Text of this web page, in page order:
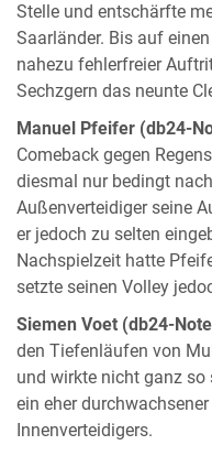
Stelle und entschärfte
Saarländer. Bis auf
nahezu fehlerfreier
Sechzgern das neunte
Manuel Pfeifer (db24-
Comeback gegen
diesmal nur bedingt
Außenverteidiger seine
er jedoch zu selten
Nachspielzeit hatte
setzte seinen Volley
Siemen Voet (db24-
den Tiefenläufen von
und wirkte nicht ganz
ein eher
Innenverteidigers.